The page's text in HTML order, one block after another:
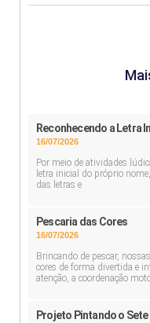
Reconhecendo a Letra
16/07/2026
Por meio de atividades
letra inicial do próprio
das letras e
Pescaria das Cores
16/07/2026
Brincando de pescar,
cores de forma divertida e
atenção, a coordenação
Projeto Pintando o Sete